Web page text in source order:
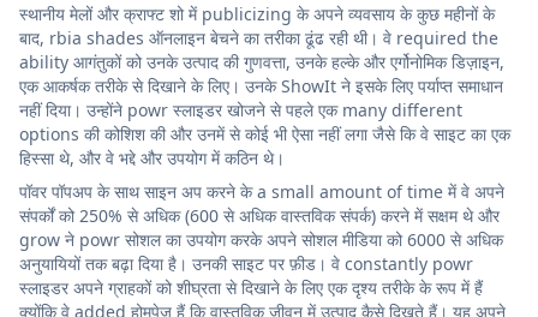
स्थानीय मेलों और क्राफ्ट शो में publicizing के अपने व्यवसाय के कुछ महीनों के
बाद, rbia shades ऑनलाइन बेचने का तरीका ढूंढ रही थी। वे required the
ability आगंतुकों को उनके उत्पाद की गुणवत्ता, उनके हल्के और एर्गोनोमिक डिज़ाइन,
एक आकर्षक तरीके से दिखाने के लिए। उनके ShowIt ने इसके लिए पर्याप्त समाधान
नहीं दिया। उन्होंने powr स्लाइडर खोजने से पहले एक many different
options की कोशिश की और उनमें से कोई भी ऐसा नहीं लगा जैसे कि वे साइट का एक
हिस्सा थे, और वे भद्दे और उपयोग में कठिन थे।
पॉवर पॉपअप के साथ साइन अप करने के a small amount of time में वे अपने
संपर्कों को 250% से अधिक (600 से अधिक वास्तविक संपर्क) करने में सक्षम थे और
grow ने powr सोशल का उपयोग करके अपने सोशल मीडिया को 6000 से अधिक
अनुयायियों तक बढ़ा दिया है। उनकी साइट पर फ़ीड। वे constantly powr
स्लाइडर अपने ग्राहकों को शीघ्रता से दिखाने के लिए एक दृश्य तरीके के रूप में हैं
क्योंकि वे added होमपेज हैं कि वास्तविक जीवन में उत्पाद कैसे दिखते हैं। यह अपने